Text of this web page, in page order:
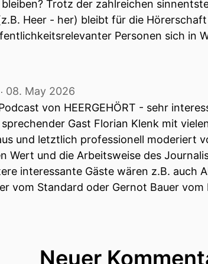
Mann, der normalerweise selbst die
Wirtschaft und Gesellschaft in
müssen.
Thema Landesverteidigung sind
seit Jahrzehnten Sprecher des
Falter insbesondere mit Florian Klenk
Trotz der zahlreichen
Heer - her) bleibt für die
Personen sich in
‧ 08. May 2026
von HEERGEHÖRT - sehr
Gast Florian Klenk mit
und letztlich professionell moderiert
Wert und die Arbeitsweise des
interessante Gäste wären z.B. auch
vom Standard oder Gernot Bauer
Neuer